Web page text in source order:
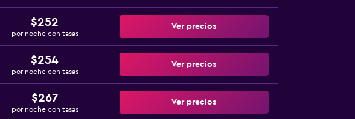
$252
por noche con tasas
Ver precios
$254
por noche con tasas
Ver precios
$267
por noche con tasas
Ver precios